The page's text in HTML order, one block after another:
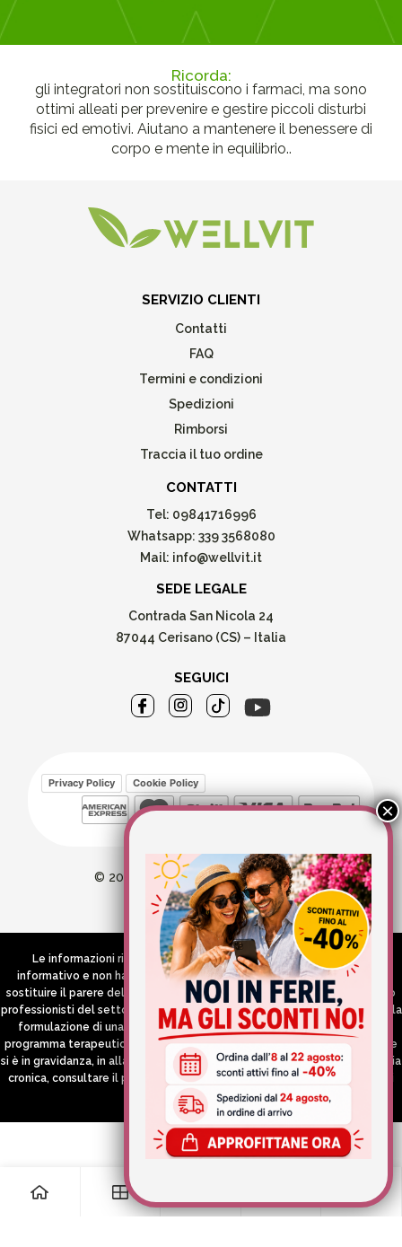
Ricorda:
gli integratori non sostituiscono i farmaci, ma sono
ottimi alleati per prevenire e gestire piccoli disturbi
fisici ed emotivi. Aiutano a mantenere il benessere di
corpo e mente in equilibrio..
SERVIZIO CLIENTI
Contatti
FAQ
Termini e condizioni
Spedizioni
Rimborsi
Traccia il tuo ordine
CONTATTI
Tel: 09841716996
Whatsapp: 339 3568080
Mail: info@wellvit.it
SEDE LEGALE
Contrada San Nicola 24
87044 Cerisano (CS) – Italia
SEGUICI
Privacy Policy Cookie Policy
© 2026 Wellvit All Rights Reserved
Credits:Aries comunica
Le informazioni riportate nel Sito hanno esclusivamente scopo
informativo e non hanno in alcun modo né la pretesa né l’obiettivo di
sostituire il parere del medico e/o specialista, di altri operatori sanitari o
professionisti del settore che devono in ogni caso essere contattati per la
formulazione di una diagnosi o l’indicazione di un eventuale corretto
programma terapeutico e/o dietetico e/o di integrazione alimentare. Se
si è in gravidanza, in allattamento o si stanno assumendo farmaci in terapia
cronica, consultare il proprio medico curante prima di assumere qualsiasi
integratore.